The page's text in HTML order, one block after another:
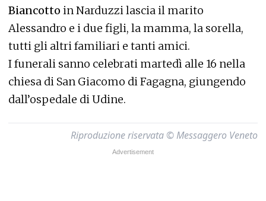
Biancotto in Narduzzi lascia il marito
Alessandro e i due figli, la mamma, la sorella,
tutti gli altri familiari e tanti amici.
I funerali sanno celebrati martedì alle 16 nella
chiesa di San Giacomo di Fagagna, giungendo
dall’ospedale di Udine.
Riproduzione riservata © Messaggero Veneto